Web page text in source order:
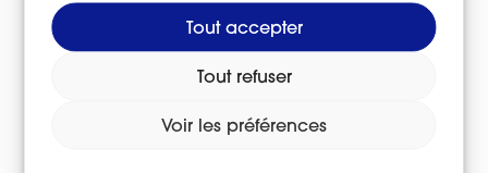
Tout accepter
Tout refuser
Voir les préférences
Actinides mineurs
Activation